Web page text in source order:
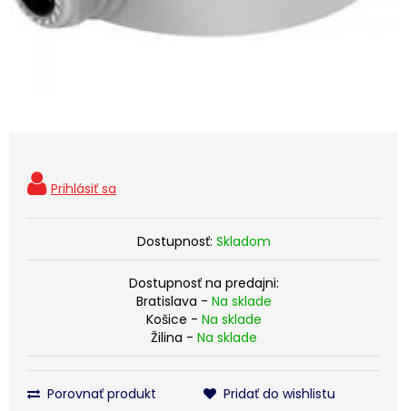
Dostupnosť: Skladom
Dostupnosť na predajni:
Bratislava - Na sklade
Košice - Na sklade
Žilina - Na sklade
Porovnať produkt Pridať do wishlistu